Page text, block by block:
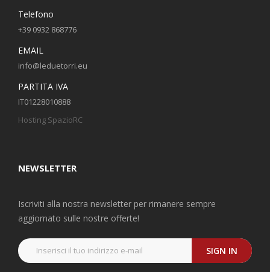
Telefono
+39 0932 868776
EMAIL
info@leduetorri.eu
PARTITA IVA
IT01228010888
Hosting SpazioRC
NEWSLETTER
Iscriviti alla nostra newsletter per rimanere sempre
aggiornato sulle nostre offerte!
SIGN IN